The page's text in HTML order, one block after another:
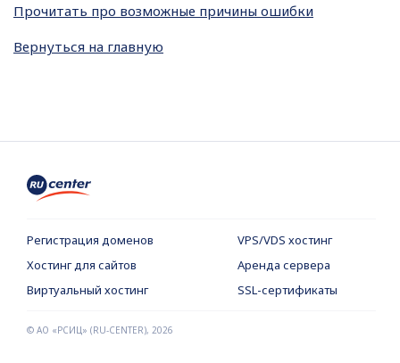
Прочитать про возможные причины ошибки
Вернуться на главную
Регистрация доменов
VPS/VDS хостинг
Хостинг для сайтов
Аренда сервера
Виртуальный хостинг
SSL-сертификаты
© АО «РСИЦ» (RU-CENTER), 2026